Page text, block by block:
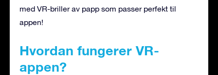
med VR-briller av papp som passer perfekt til
appen!
Hvordan fungerer VR-
appen?